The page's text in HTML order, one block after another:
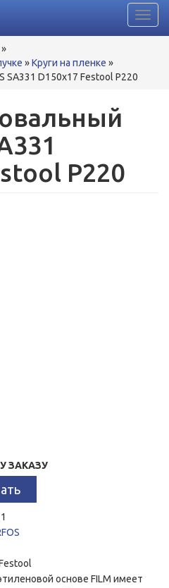
»
»Круги на пленке »
SА331 D150x17 Festool P220
P220
ЗАКАЗУ
основе FILM имеет